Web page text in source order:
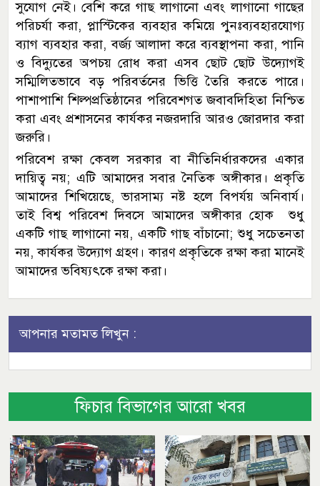
সুযোগ নেই। বেশি করে গাছ লাগানো এবং লাগানো গাছের
পরিচর্যা করা, প্লাস্টিকের ব্যবহার কমিয়ে পুনঃব্যবহারযোগ্য
ব্যাগ ব্যবহার করা, বর্জ্য আলাদা করে ব্যবস্থাপনা করা, পানি
ও বিদ্যুতের অপচয় রোধ করা এসব ছোট ছোট উদ্যোগই
সম্মিলিতভাবে বড় পরিবর্তনের ভিত্তি তৈরি করতে পারে।
পাশাপাশি শিল্পপ্রতিষ্ঠানের পরিবেশগত জবাবদিহিতা নিশ্চিত
করা এবং প্রশাসনের কার্যকর নজরদারি আরও জোরদার করা
জরুরি।
পরিবেশ রক্ষা কেবল সরকার বা নীতিনির্ধারকদের একার
দায়িত্ব নয়; এটি আমাদের সবার নৈতিক অঙ্গীকার। প্রকৃতি
আমাদের শিখিয়েছে, ভারসাম্য নষ্ট হলে বিপর্যয় অনিবার্য।
তাই বিশ্ব পরিবেশ দিবসে আমাদের অঙ্গীকার হোক শুধু
একটি গাছ লাগানো নয়, একটি গাছ বাঁচানো; শুধু সচেতনতা
নয়, কার্যকর উদ্যোগ গ্রহণ। কারণ প্রকৃতিকে রক্ষা করা মানেই
আমাদের ভবিষ্যৎকে রক্ষা করা।
আপনার মতামত লিখুন :
ফিচার বিভাগের আরো খবর